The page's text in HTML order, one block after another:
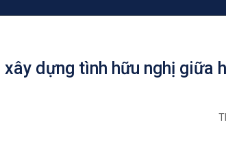
dựng tình hữu nghị giữa